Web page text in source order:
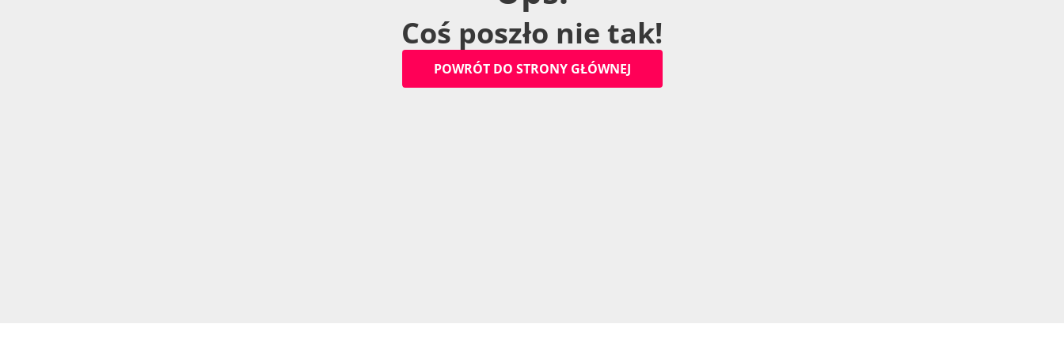
Coś poszło nie tak!
POWRÓT DO STRONY GŁÓWNEJ